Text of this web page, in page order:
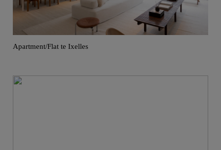
Apartment/Flat te Ixelles